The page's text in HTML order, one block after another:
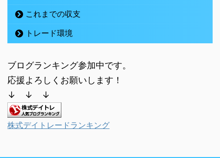
これまでの収支
トレード環境
ブログランキング参加中です。
応援よろしくお願いします！
↓ ↓ ↓
株式デイトレードランキング